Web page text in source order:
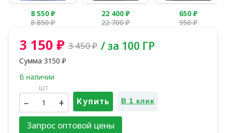
8 550₽
8 850₽
22 400₽
22 700₽
650₽
950₽
3 150 ₽ 3 450₽ / за 100 ГР
Сумма 3150 ₽
шт
– + Купить В 1 клик
Запрос оптовой цены